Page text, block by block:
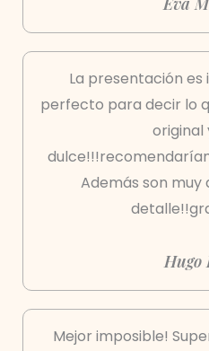
La presentación
perfecto para decir lo
original
Además son
Hugo
Mejor imposible!